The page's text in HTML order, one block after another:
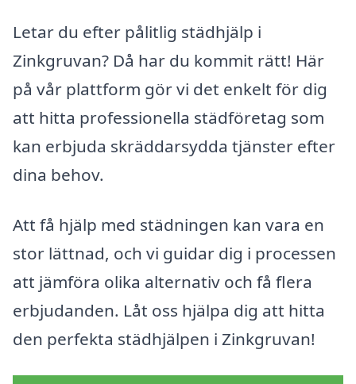
Letar du efter pålitlig städhjälp i
Zinkgruvan? Då har du kommit rätt! Här
på vår plattform gör vi det enkelt för dig
att hitta professionella städföretag som
kan erbjuda skräddarsydda tjänster efter
dina behov.
Att få hjälp med städningen kan vara en
stor lättnad, och vi guidar dig i processen
att jämföra olika alternativ och få flera
erbjudanden. Låt oss hjälpa dig att hitta
den perfekta städhjälpen i Zinkgruvan!